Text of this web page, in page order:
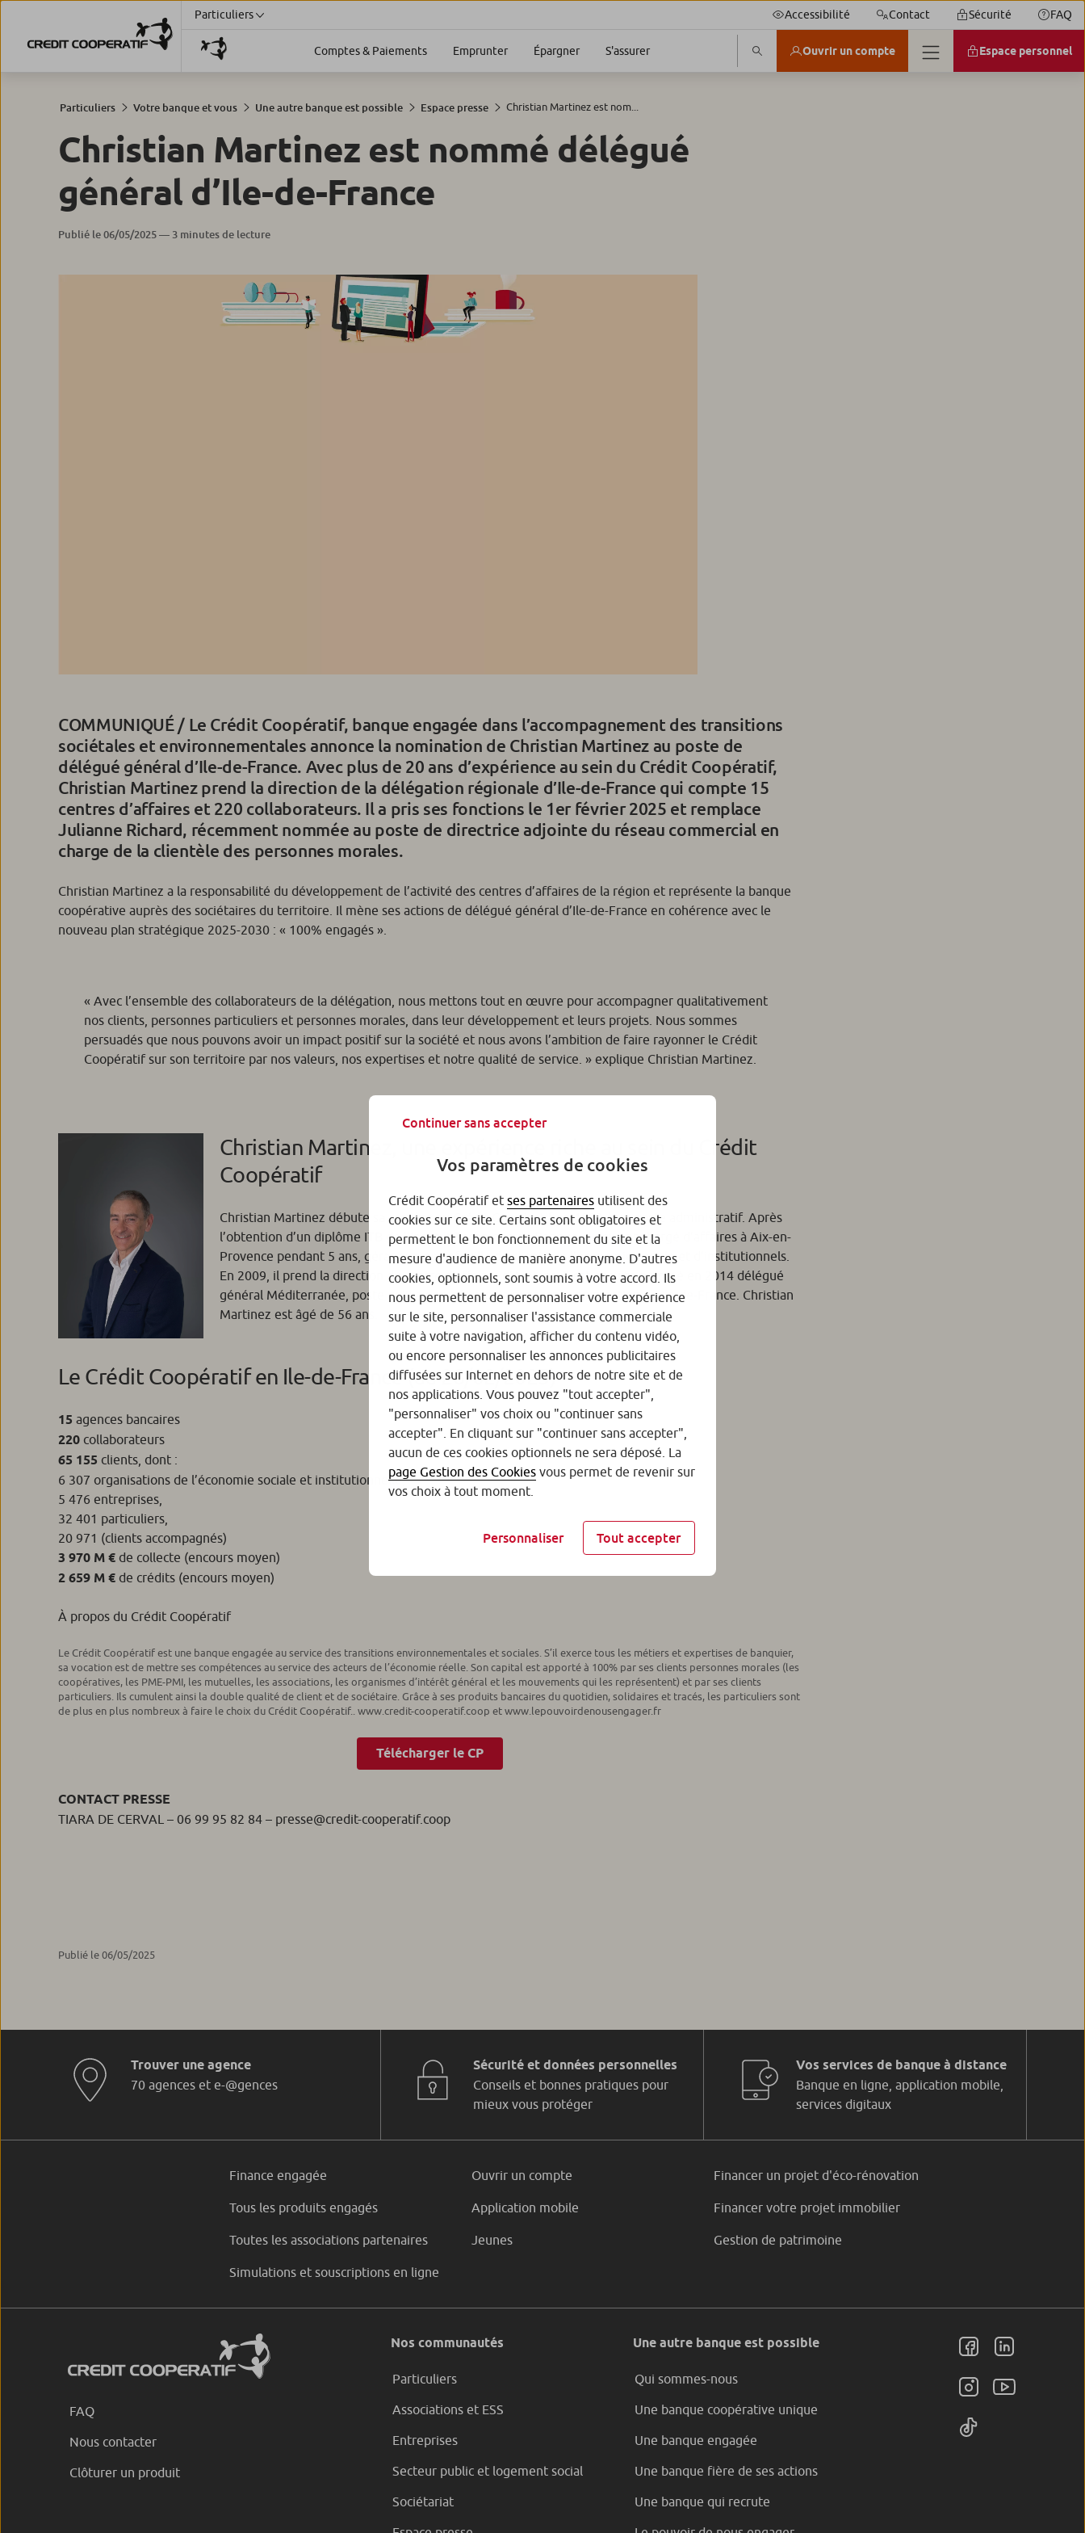
Particuliers Accessibilité Contact Sécurité FAQ
Comptes & Paiements Emprunter Épargner S'assurer Ouvrir un compte Espace personnel
Particuliers Votre banque et vous Une autre banque est possible Espace presse Christian Martinez est nom...
Christian Martinez est nommé délégué
général d’Ile-de-France
Publié le 06/05/2025 — 3 minutes de lecture
COMMUNIQUÉ / Le Crédit Coopératif, banque engagée dans l’accompagnement des transitions
sociétales et environnementales annonce la nomination de Christian Martinez au poste de
délégué général d’Ile-de-France. Avec plus de 20 ans d’expérience au sein du Crédit Coopératif,
Christian Martinez prend la direction de la délégation régionale d’Ile-de-France qui compte 15
centres d’affaires et 220 collaborateurs. Il a pris ses fonctions le 1er février 2025 et remplace
Julianne Richard, récemment nommée au poste de directrice adjointe du réseau commercial en
charge de la clientèle des personnes morales.
Christian Martinez a la responsabilité du développement de l’activité des centres d’affaires de la région et représente la banque
coopérative auprès des sociétaires du territoire. Il mène ses actions de délégué général d’Ile-de-France en cohérence avec le
nouveau plan stratégique 2025-2030 : « 100% engagés ».
« Avec l’ensemble des collaborateurs de la délégation, nous mettons tout en œuvre pour accompagner qualitativement
nos clients, personnes particuliers et personnes morales, dans leur développement et leurs projets. Nous sommes
persuadés que nous pouvons avoir un impact positif sur la société et nous avons l’ambition de faire rayonner le Crédit
Coopératif sur son territoire par nos valeurs, nos expertises et notre qualité de service. » explique Christian Martinez.
Christian Martinez, une expérience riche au sein du Crédit
Coopératif
Christian Martinez débute sa carrière au Crédit Coopératif en 1999 à un poste administratif. Après
l’obtention d’un diplôme ITB de l’Institut Technique de Banque, il devient chargé d’affaires à Aix-en-
Provence pendant 5 ans, gérant un portefeuille de clients de l’économie sociale et d’institutionnels.
En 2009, il prend la direction du centre d’affaires d’Amiens. Il est ensuite nommé en 2014 délégué
général Méditerranée, poste qu’il a occupé jusqu’à sa récente nomination en Ile-de-France. Christian
Martinez est âgé de 56 ans.
Le Crédit Coopératif en Ile-de-France (au 28/02/2025)
15 agences bancaires
220 collaborateurs
65 155 clients, dont :
6 307 organisations de l’économie sociale et institutionnelle,
5 476 entreprises,
32 401 particuliers,
20 971 (clients accompagnés)
3 970 M € de collecte (encours moyen)
2 659 M € de crédits (encours moyen)
À propos du Crédit Coopératif
Le Crédit Coopératif est une banque engagée au service des transitions environnementales et sociales. S’il exerce tous les métiers et expertises de banquier,
sa vocation est de mettre ses compétences au service des acteurs de l’économie réelle. Son capital est apporté à 100% par ses clients personnes morales (les
coopératives, les PME-PMI, les mutuelles, les associations, les organismes d’intérêt général et les mouvements qui les représentent) et par ses clients
particuliers. Ils cumulent ainsi la double qualité de client et de sociétaire. Grâce à ses produits bancaires du quotidien, solidaires et tracés, les particuliers sont
de plus en plus nombreux à faire le choix du Crédit Coopératif.. www.credit-cooperatif.coop et www.lepouvoirdenousengager.fr
Télécharger le CP
CONTACT PRESSE
TIARA DE CERVAL – 06 99 95 82 84 – presse@credit-cooperatif.coop
Publié le 06/05/2025
Trouver une agence
70 agences et e-@gences
Sécurité et données personnelles
Conseils et bonnes pratiques pour
mieux vous protéger
Vos services de banque à distance
Banque en ligne, application mobile,
services digitaux
Finance engagée Ouvrir un compte Financer un projet d'éco-rénovation
Tous les produits engagés Application mobile Financer votre projet immobilier
Toutes les associations partenaires Jeunes Gestion de patrimoine
Simulations et souscriptions en ligne
FAQ
Nous contacter
Clôturer un produit
Nos communautés
Particuliers
Associations et ESS
Entreprises
Secteur public et logement social
Sociétariat
Une autre banque est possible
Qui sommes-nous
Une banque coopérative unique
Une banque engagée
Une banque fière de ses actions
Une banque qui recrute
Continuer sans accepter
Vos paramètres de cookies
Crédit Coopératif et ses partenaires utilisent des
cookies sur ce site. Certains sont obligatoires et
permettent le bon fonctionnement du site et la
mesure d'audience de manière anonyme. D'autres
cookies, optionnels, sont soumis à votre accord. Ils
nous permettent de personnaliser votre expérience
sur le site, personnaliser l'assistance commerciale
suite à votre navigation, afficher du contenu vidéo,
ou encore personnaliser les annonces publicitaires
diffusées sur Internet en dehors de notre site et de
nos applications. Vous pouvez "tout accepter",
"personnaliser" vos choix ou "continuer sans
accepter". En cliquant sur "continuer sans accepter",
aucun de ces cookies optionnels ne sera déposé. La
page Gestion des Cookies vous permet de revenir sur
vos choix à tout moment.
Personnaliser Tout accepter